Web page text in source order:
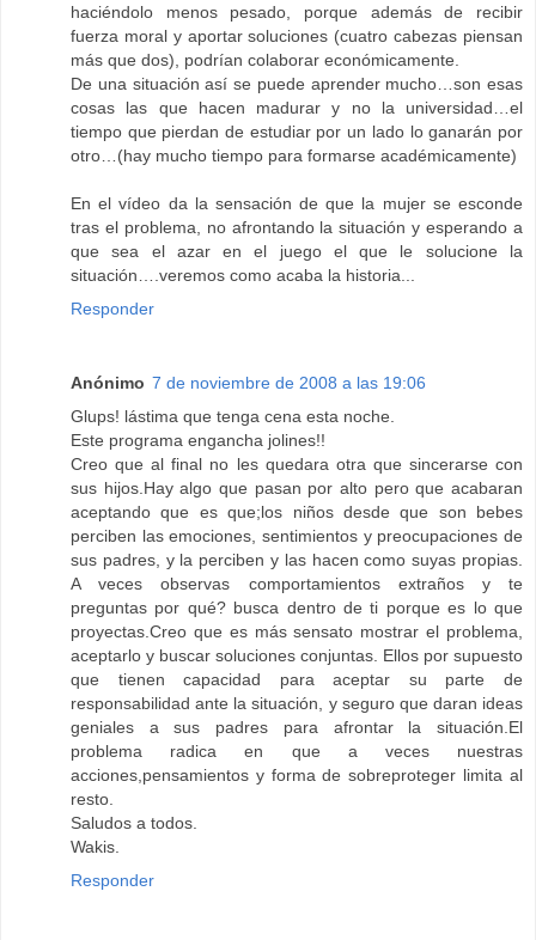
haciéndolo menos pesado, porque además de recibir
fuerza moral y aportar soluciones (cuatro cabezas piensan
más que dos), podrían colaborar económicamente.
De una situación así se puede aprender mucho…son esas
cosas las que hacen madurar y no la universidad…el
tiempo que pierdan de estudiar por un lado lo ganarán por
otro…(hay mucho tiempo para formarse académicamente)
En el vídeo da la sensación de que la mujer se esconde
tras el problema, no afrontando la situación y esperando a
que sea el azar en el juego el que le solucione la
situación….veremos como acaba la historia...
Responder
Anónimo 7 de noviembre de 2008 a las 19:06
Glups! lástima que tenga cena esta noche.
Este programa engancha jolines!!
Creo que al final no les quedara otra que sincerarse con
sus hijos.Hay algo que pasan por alto pero que acabaran
aceptando que es que;los niños desde que son bebes
perciben las emociones, sentimientos y preocupaciones de
sus padres, y la perciben y las hacen como suyas propias.
A veces observas comportamientos extraños y te
preguntas por qué? busca dentro de ti porque es lo que
proyectas.Creo que es más sensato mostrar el problema,
aceptarlo y buscar soluciones conjuntas. Ellos por supuesto
que tienen capacidad para aceptar su parte de
responsabilidad ante la situación, y seguro que daran ideas
geniales a sus padres para afrontar la situación.El
problema radica en que a veces nuestras
acciones,pensamientos y forma de sobreproteger limita al
resto.
Saludos a todos.
Wakis.
Responder